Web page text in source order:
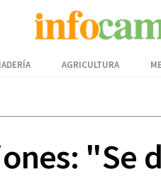
AGRICULTURA
"Se